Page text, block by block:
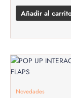
Añadir al
Novedades